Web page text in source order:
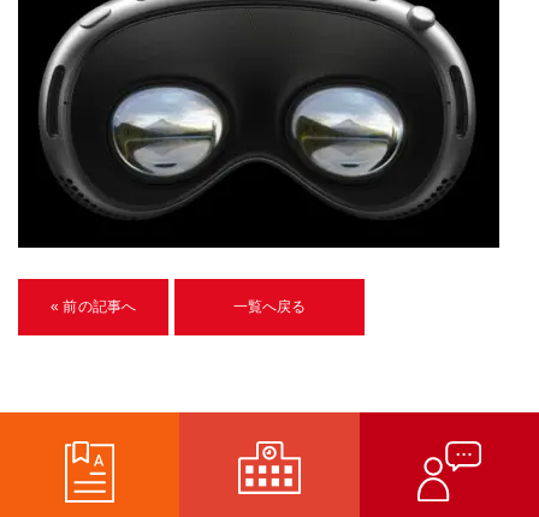
《リスキリング補助金コース》
リスキリング補助金対象コース説明
《SDGs》
U-15メタバースプログラミング講座
入学案内
企業向け
« 前の記事へ 一覧へ戻る